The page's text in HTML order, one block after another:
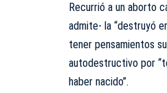
Recurrió a un aborto
admite- la “destruyó
tener pensamientos
autodestructivo por
haber nacido”.